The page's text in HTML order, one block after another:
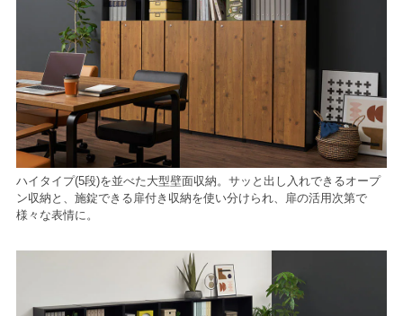
ハイタイプ(5段)を並べた大型壁面収納。サッと出し入れできるオープ
ン収納と、施錠できる扉付き収納を使い分けられ、扉の活用次第で
様々な表情に。